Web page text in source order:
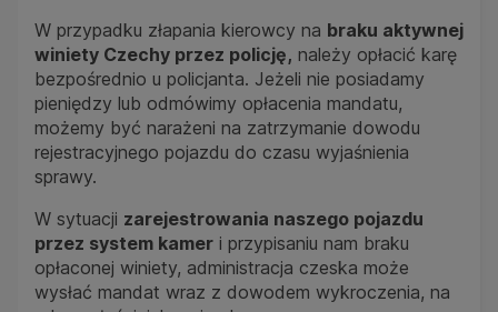
W przypadku złapania kierowcy na braku aktywnej
winiety Czechy przez policję, należy opłacić karę
bezpośrednio u policjanta. Jeżeli nie posiadamy
pieniędzy lub odmówimy opłacenia mandatu,
możemy być narażeni na zatrzymanie dowodu
rejestracyjnego pojazdu do czasu wyjaśnienia
sprawy.
W sytuacji zarejestrowania naszego pojazdu
przez system kamer i przypisaniu nam braku
opłaconej winiety, administracja czeska może
wysłać mandat wraz z dowodem wykroczenia, na